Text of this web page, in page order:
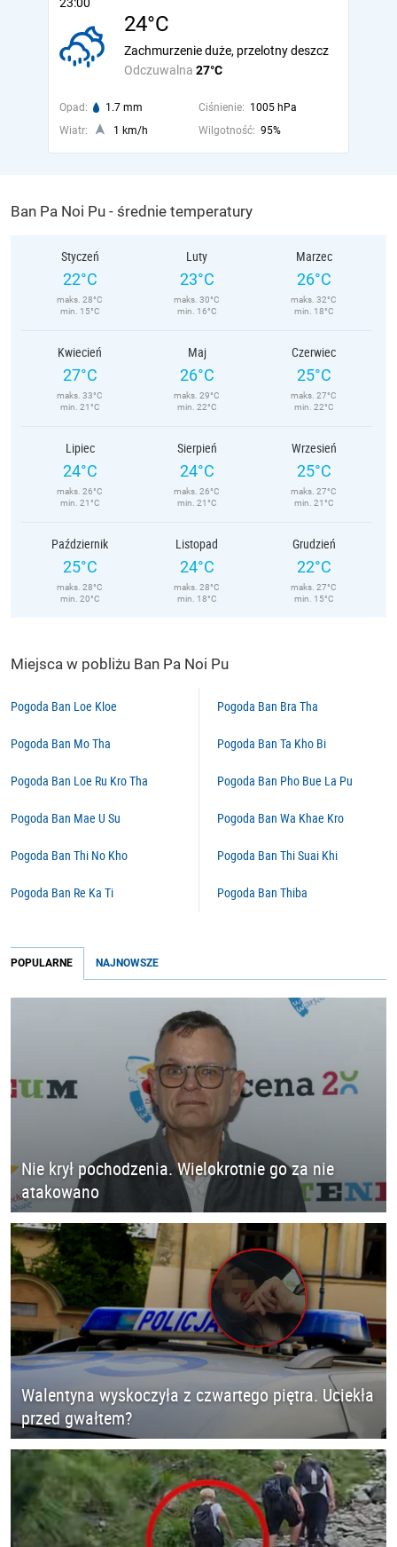
24°C
Odczuwalna 27°C
Zachmurzenie duże, przelotny deszcz
Opad: 1.7 mm Ciśnienie: 1005 hPa
Wiatr:
1 km/h Wilgotność: 95%
Ban Pa Noi Pu - średnie temperatury
Styczeń
22°C
maks. 28°C
min. 15°C
Luty
23°C
maks. 30°C
min. 16°C
Marzec
26°C
maks. 32°C
min. 18°C
Kwiecień
27°C
maks. 33°C
min. 21°C
Maj
26°C
maks. 29°C
min. 22°C
Czerwiec
25°C
maks. 27°C
min. 22°C
Lipiec
24°C
maks. 26°C
min. 21°C
Sierpień
24°C
maks. 26°C
min. 21°C
Wrzesień
25°C
maks. 27°C
min. 21°C
Październik
25°C
maks. 28°C
min. 20°C
Listopad
24°C
maks. 28°C
min. 18°C
Grudzień
22°C
maks. 27°C
min. 15°C
Miejsca w pobliżu Ban Pa Noi Pu
Pogoda Ban Loe Kloe
Pogoda Ban Mo Tha
Pogoda Ban Loe Ru Kro Tha
Pogoda Ban Mae U Su
Pogoda Ban Thi No Kho
Pogoda Ban Re Ka Ti
Pogoda Ban Bra Tha
Pogoda Ban Ta Kho Bi
Pogoda Ban Pho Bue La Pu
Pogoda Ban Wa Khae Kro
Pogoda Ban Thi Suai Khi
Pogoda Ban Thiba
POPULARNE NAJNOWSZE
Nie krył pochodzenia. Wielokrotnie go za nie
atakowano
Walentyna wyskoczyła z czwartego piętra. Uciekła
przed gwałtem?